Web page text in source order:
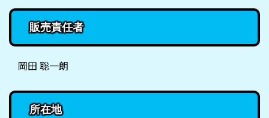
販売責任者
岡田 聡一朗
所在地